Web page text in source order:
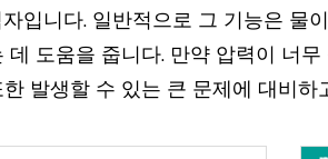
입니다. 일반적으로 그 기능은 물
도움을 줍니다. 만약 압력이 너
발생할 수 있는 큰 문제에 대비하